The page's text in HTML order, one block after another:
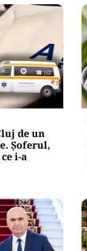
de un
Șoferul,
i-a